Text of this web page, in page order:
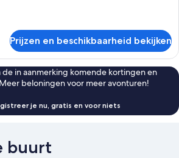
Prijzen en beschikbaarheid bekijken
de in aanmerking komende kortingen en
beloningen voor meer avonturen!
je nu, gratis en voor niets
buurt